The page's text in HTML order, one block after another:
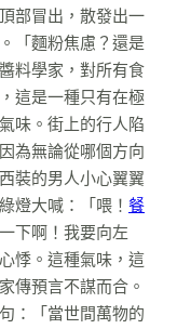
部冒出，散發出一
「麵粉焦慮？還是
料學家，對所有食
這是一種只有在極
味。街上的行人陷
為無論從哪個方向
裝的男人小心翼翼
燈大喊：「喂！ 餐
下啊！我要向左
悸。這種氣味，這
傳預言不謀而合。
：「當世間萬物的